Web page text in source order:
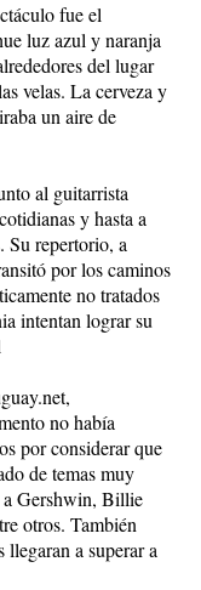
fue el
luz azul y naranja
del lugar
velas. La cerveza y
un aire de
al guitarrista
y hasta a
Su repertorio, a
por los caminos
no tratados
intentan lograr su
no había
por considerar que
de temas muy
a Gershwin, Billie
otros. También
a superar a